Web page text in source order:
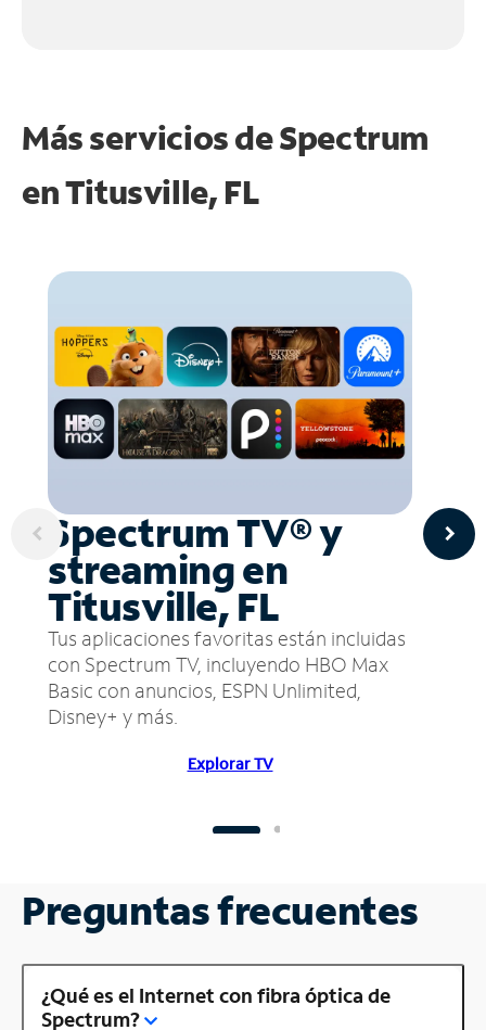
Más servicios de Spectrum
enTitusville, FL
Spectrum TV® y
streaming en
Titusville, FL
Tus aplicaciones favoritas están incluidas
con Spectrum TV, incluyendo HBO Max
Basic con anuncios, ESPN Unlimited,
Disney+ y más.
Explorar TV
Preguntas frecuentes
¿Qué es el Internet con fibra óptica de
Spectrum?